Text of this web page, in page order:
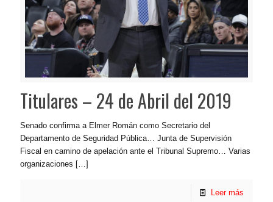
Titulares – 24 de Abril del 2019
Senado confirma a Elmer Román como Secretario del
Departamento de Seguridad Pública… Junta de Supervisión
Fiscal en camino de apelación ante el Tribunal Supremo… Varias
organizaciones […]
Leer más